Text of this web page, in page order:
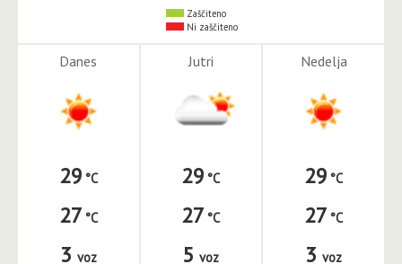
Zaščiteno
Ni zaščiteno
Danes
29
27
3 voz
Jutri
29
27
5 voz
Nedelja
29
27
3 voz